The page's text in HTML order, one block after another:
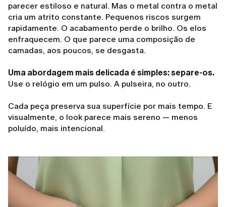
parecer estiloso e natural. Mas o metal contra o metal
cria um atrito constante. Pequenos riscos surgem
rapidamente. O acabamento perde o brilho. Os elos
enfraquecem. O que parece uma composição de
camadas, aos poucos, se desgasta.
Uma abordagem mais delicada é simples: separe-os.
Use o relógio em um pulso. A pulseira, no outro.
Cada peça preserva sua superfície por mais tempo. E
visualmente, o look parece mais sereno — menos
poluído, mais intencional.